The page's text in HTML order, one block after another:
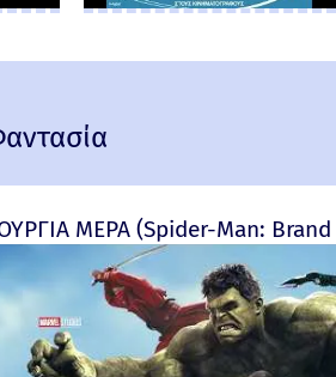
ΜΕΡΑ (Spider-Man: